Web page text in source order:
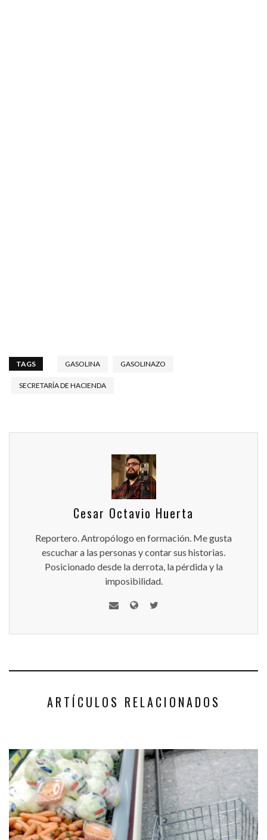
TAGS GASOLINA GASOLINAZO
SECRETARÍA DE HACIENDA
Cesar Octavio Huerta
Reportero. Antropólogo en formación. Me gusta
escuchar a las personas y contar sus historias.
Posicionado desde la derrota, la pérdida y la
imposibilidad.
ARTÍCULOS RELACIONADOS